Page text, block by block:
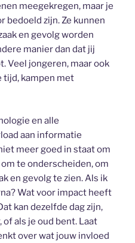
meegekregen, maar je
bedoeld zijn. Ze kunnen
en gevolg worden
manier dan dat jij
Veel jongeren, maar ook
tijd, kampen met
en alle
aan informatie
meer goed in staat om
te onderscheiden, om
en gevolg te zien. Als ik
Wat voor impact heeft
kan dezelfde dag zijn,
of als je oud bent. Laat
over wat jouw invloed